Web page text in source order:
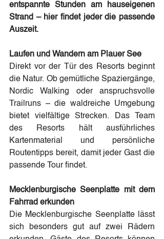
entspannte Stunden am hauseigenen
Strand – hier findet jeder die passende
Auszeit.
Laufen und Wandern am Plauer See
Direkt vor der Tür des Resorts beginnt
die Natur. Ob gemütliche Spaziergänge,
Nordic Walking oder anspruchsvolle
Trailruns – die waldreiche Umgebung
bietet vielfältige Strecken. Das Team
des Resorts hält ausführliches
Kartenmaterial und persönliche
Routentipps bereit, damit jeder Gast die
passende Tour findet.
Mecklenburgische Seenplatte mit dem
Fahrrad erkunden
Die Mecklenburgische Seenplatte lässt
sich besonders gut auf zwei Rädern